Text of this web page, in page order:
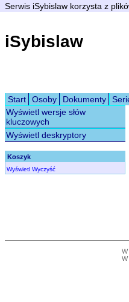
Serwis iSybislaw korzysta z
iSybislaw
Start
Osoby Dokumenty
Wyświetl wersje słów
kluczowych
Wyświetl deskryptory
Koszyk
Wyświetl Wyczyść
W
W